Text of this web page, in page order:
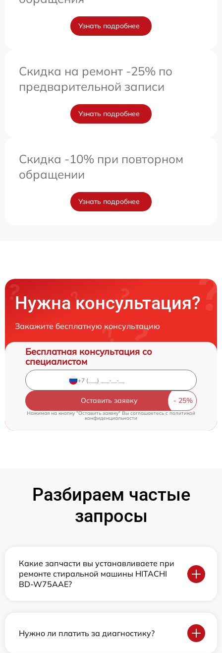
Узнать подробнее
Скидка на ремонт -25% по
предварительной записи
Узнать подробнее
Скидка -10% при повторном
обращении
Узнать подробнее
Нужна консультация?
Закажите бесплатную консультацию
Бесплатная консультация со
специалистом
Оставить заявку
Нажимая на кнопку "Оставить заявку" Вы соглашаетесь cполитикой
конфиденциальности
Разбираем частые
запросы
Какие запчасти вы устанавливаете при
ремонте стиральной машины HITACHI
BD-W75AAE?
Нужно ли платить за диагностику?